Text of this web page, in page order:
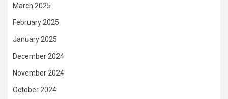
March 2025
February 2025
January 2025
December 2024
November 2024
October 2024